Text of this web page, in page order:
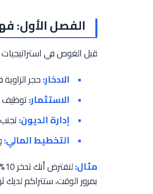
الفصل الأول:
قبل الغوص في استراتيجيات
الادخار:حجر
الاستثمار:توظيف
إدارة الديون:
التخطيط المالي:
مثال:
بمرور الوقت، ستتراكم